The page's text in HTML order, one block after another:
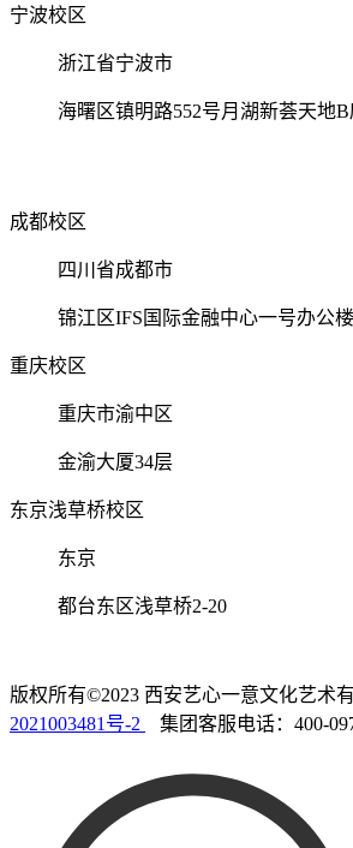
宁波校区
浙江省宁波市
海曙区镇明路552号月湖新荟天地
成都校区
四川省成都市
锦江区IFS国际金融中心一号办公
重庆校区
重庆市渝中区
金渝大厦34层
东京浅草桥校区
东京
都台东区浅草桥2-20
版权所有©2023 西安艺心一意文化艺术
2021003481号-2
集团客服电话：400-